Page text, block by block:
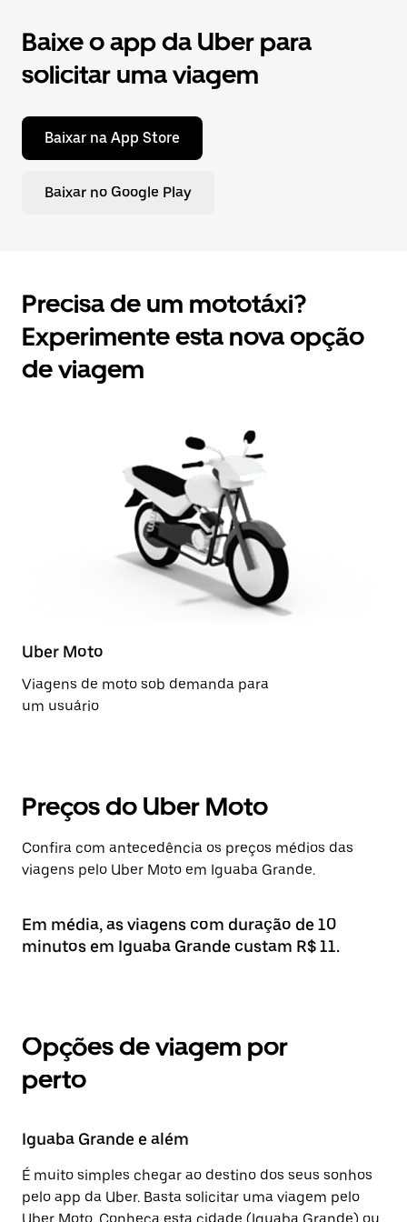
Baixe o app da Uber para
solicitar uma viagem
Baixar na App Store
Baixar no Google Play
Precisa de um mototáxi?
Experimente esta nova opção
de viagem
Uber Moto
Viagens de moto sob demanda para
um usuário
Preços do Uber Moto
Confira com antecedência os preços médios das
viagens pelo Uber Moto em Iguaba Grande.
Em média, as viagens com duração de 10
minutos em Iguaba Grande custam R$ 11.
Opções de viagem por
perto
Iguaba Grande e além
É muito simples chegar ao destino dos seus sonhos
pelo app da Uber. Basta solicitar uma viagem pelo